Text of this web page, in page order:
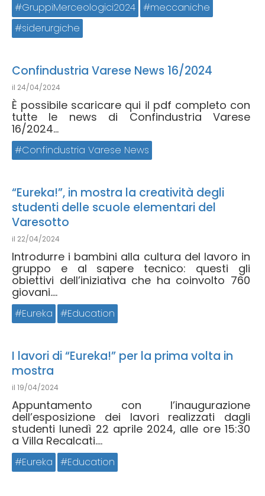
GruppiMerceologici2024
meccaniche
siderurgiche
Confindustria Varese News 16/2024
il 24/04/2024
È possibile scaricare qui il pdf completo con
tutte le news di Confindustria Varese
16/2024...
Confindustria Varese News
“Eureka!”, in mostra la creatività degli
studenti delle scuole elementari del
Varesotto
il 22/04/2024
Introdurre i bambini alla cultura del lavoro in
gruppo e al sapere tecnico: questi gli
obiettivi dell’iniziativa che ha coinvolto 760
giovani....
Eureka Education
I lavori di “Eureka!” per la prima volta in
mostra
il 19/04/2024
Appuntamento con l’inaugurazione
dell’esposizione dei lavori realizzati dagli
studenti lunedì 22 aprile 2024, alle ore 15:30
a Villa Recalcati....
Eureka Education